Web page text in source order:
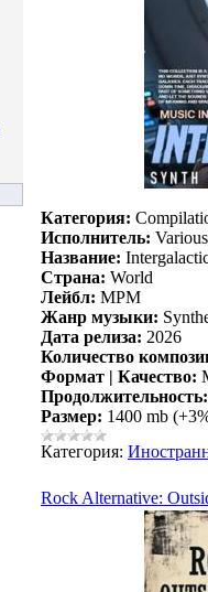
Категория:
Исполнитель:
Название:
Страна: World
Лейбл: MPM
Жанр музыки:
Дата релиза: 2026
Количество
Формат | Качество:
Продолжительность:
Размер: 1400 mb
Категория:
Rock Alternative: